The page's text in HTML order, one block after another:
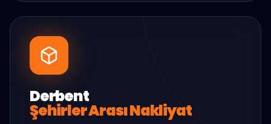
Derbent
Şehirler Arası Nakliyat